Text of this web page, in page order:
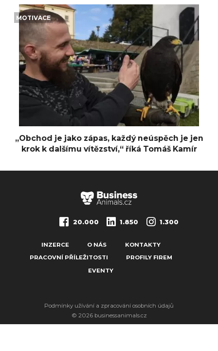
MOTIVACE
„Obchod je jako zápas, každý neúspěch je jen
krok k dalšímu vítězství,“ říká Tomáš Kamír
20.000 1.850 1.300
INZERCE O NÁS
KONTAKTY
PRACOVNÍ PŘÍLEŽITOSTI
PROFILY FIREM
EVENTY
Podmínky užívání a zpracování osobních údajů
© 2026 businessanimals.cz